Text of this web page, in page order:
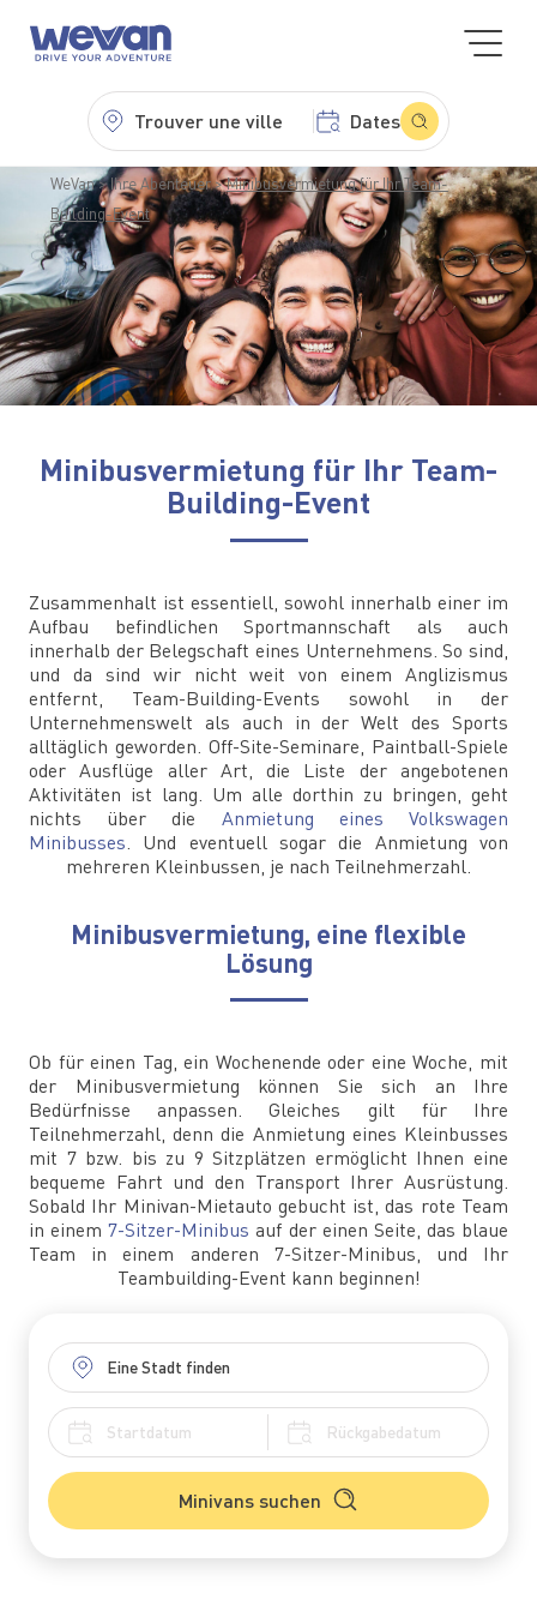
Trouver une ville Dates
WeVan Ihre Abenteuer
Minibusvermietung für Ihr Team-
Building-Event
Minibusvermietung für Ihr Team-
Building-Event
Zusammenhalt ist essentiell, sowohl innerhalb einer im
Aufbau befindlichen Sportmannschaft als auch
innerhalb der Belegschaft eines Unternehmens. So sind,
und da sind wir nicht weit von einem Anglizismus
entfernt, Team-Building-Events sowohl in der
Unternehmenswelt als auch in der Welt des Sports
alltäglich geworden. Off-Site-Seminare, Paintball-Spiele
oder Ausflüge aller Art, die Liste der angebotenen
Aktivitäten ist lang. Um alle dorthin zu bringen, geht
nichts über die Anmietung eines Volkswagen
Minibusses. Und eventuell sogar die Anmietung von
mehreren Kleinbussen, je nach Teilnehmerzahl.
Minibusvermietung, eine flexible
Lösung
Ob für einen Tag, ein Wochenende oder eine Woche, mit
der Minibusvermietung können Sie sich an Ihre
Bedürfnisse anpassen. Gleiches gilt für Ihre
Teilnehmerzahl, denn die Anmietung eines Kleinbusses
mit 7 bzw. bis zu 9 Sitzplätzen ermöglicht Ihnen eine
bequeme Fahrt und den Transport Ihrer Ausrüstung.
Sobald Ihr Minivan-Mietauto gebucht ist, das rote Team
in einem7-Sitzer-Minibus auf der einen Seite, das blaue
Team in einem anderen 7-Sitzer-Minibus, und Ihr
Teambuilding-Event kann beginnen!
Minivans suchen